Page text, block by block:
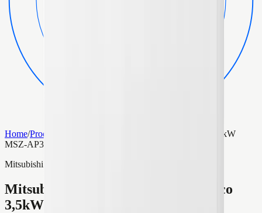
Home/Producten
Mitsubishi Electric Wandmodel Airco 3,5kW
MSZ-AP35VGK
Mitsubishi
Mitsubishi Electric Wandmodel Airco
3,5kW MSZ-AP35VGK